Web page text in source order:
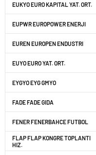
EUKYO EURO KAPITAL YAT. ORT.
EUPWR EUROPOWER ENERJI
EUREN EUROPEN ENDUSTRI
EUYO EURO YAT. ORT.
EYGYO EYG GMYO
FADE FADE GIDA
FENER FENERBAHCE FUTBOL
FLAP FLAP KONGRE TOPLANTI
HIZ.